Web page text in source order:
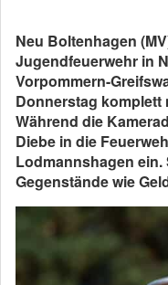
Neu Boltenhagen
Jugendfeuerwehr in
Vorpommern-
Donnerstag komplett
Während die
Diebe in die
Lodmannshagen
Gegenstände wie